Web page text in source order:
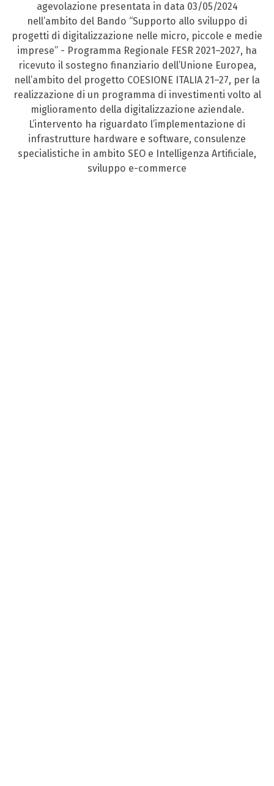
agevolazione presentata in data 03/05/2024
nell’ambito del Bando “Supporto allo sviluppo di
progetti di digitalizzazione nelle micro, piccole e medie
imprese” - Programma Regionale FESR 2021–2027, ha
ricevuto il sostegno finanziario dell’Unione Europea,
nell’ambito del progetto COESIONE ITALIA 21–27, per la
realizzazione di un programma di investimenti volto al
miglioramento della digitalizzazione aziendale.
L’intervento ha riguardato l’implementazione di
infrastrutture hardware e software, consulenze
specialistiche in ambito SEO e Intelligenza Artificiale,
sviluppo e-commerce